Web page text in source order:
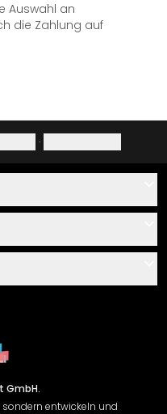
Auswahl an
die Zahlung auf
·
GmbH.
entwickeln und